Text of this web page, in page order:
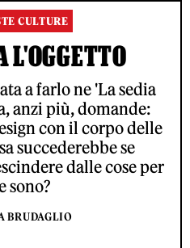
CULTURE
L'OGGETTO
a farlo ne 'La sedia
anzi più, domande:
con il corpo delle
succederebbe se
dalle cose per
sono?
BRUDAGLIO